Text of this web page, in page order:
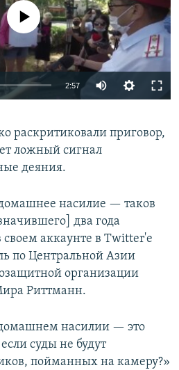
360p 480p
currently available
2:57
360p
раскритиковали приговор,
ложный сигнал
деяния.
насилие — таков
два года
своем аккаунте в Twitter'е
по Центральной Азии
организации
Риттманн.
насилии — это
суды не будут
пойманных на камеру?»